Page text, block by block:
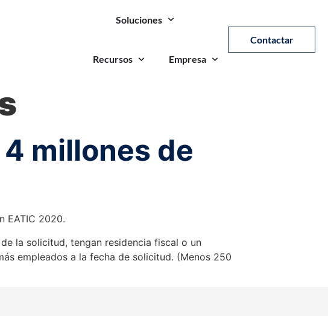
Soluciones
Recursos Empresa
Contactar
millones de
EATIC 2020.
la solicitud, tengan residencia fiscal o un
empleados a la fecha de solicitud. (Menos 250